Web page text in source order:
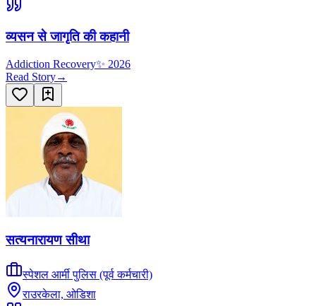
व्यसन से जागृति की कहानी
Addiction Recovery✨ 2026
Read Story→
सत्यनारायण सीथा
स्पेशल आर्मी पुलिस (पूर्व कर्मचारी)
राउरकेला, ओडिशा